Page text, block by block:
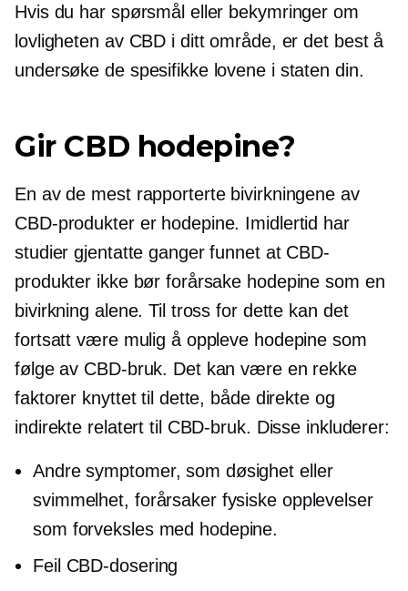
Hvis du har spørsmål eller bekymringer om
lovligheten av CBD i ditt område, er det best å
undersøke de spesifikke lovene i staten din.
Gir CBD hodepine?
En av de mest rapporterte bivirkningene av
CBD-produkter er hodepine. Imidlertid har
studier gjentatte ganger funnet at CBD-
produkter ikke bør forårsake hodepine som en
bivirkning alene. Til tross for dette kan det
fortsatt være mulig å oppleve hodepine som
følge av CBD-bruk. Det kan være en rekke
faktorer knyttet til dette, både direkte og
indirekte relatert til CBD-bruk. Disse inkluderer:
Andre symptomer, som døsighet eller
svimmelhet, forårsaker fysiske opplevelser
som forveksles med hodepine.
Feil CBD-dosering